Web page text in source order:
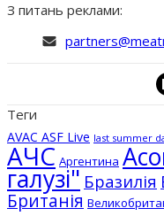
З питань реклами:
Теги
AVAC ASF Live last summer
АЧС Аргентина
галузі" Бразилія
Британія